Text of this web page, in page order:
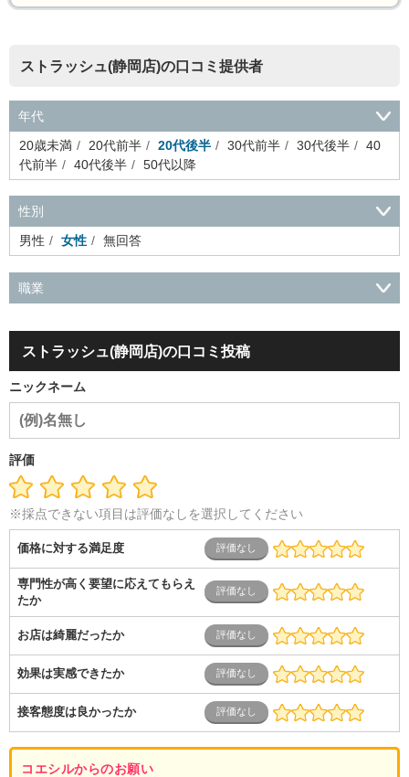
ストラッシュ(静岡店)の口コミ提供者
年代
20歳未満
20代前半 20代後半 30代前半 30代後半
40
代前半
40代後半 50代以降
性別
男性
女性 無回答
職業
品
アミューズメント・エンターテイメント・ゲーム関連
容・エステ・リラクゼーション
旅行・ホテル・航空・ブライ
ダル・葬祭
音響
芸能・イベント・コンパニオン
ム開発・SE・インフラ）
導体・制御）
介護
ス
士業・コンサルティング
ービス
コールセンター マーケティング・企画
専業主婦（夫）
営業
ストラッシュ(静岡店)の口コミ投稿
ニックネーム
評価
※採点できない項目は評価なしを選択してください
価格に対する満足度
専門性が高く要望に応えてもらえ
たか
お店は綺麗だったか
効果は実感できたか
接客態度は良かったか
コエシルからのお願い